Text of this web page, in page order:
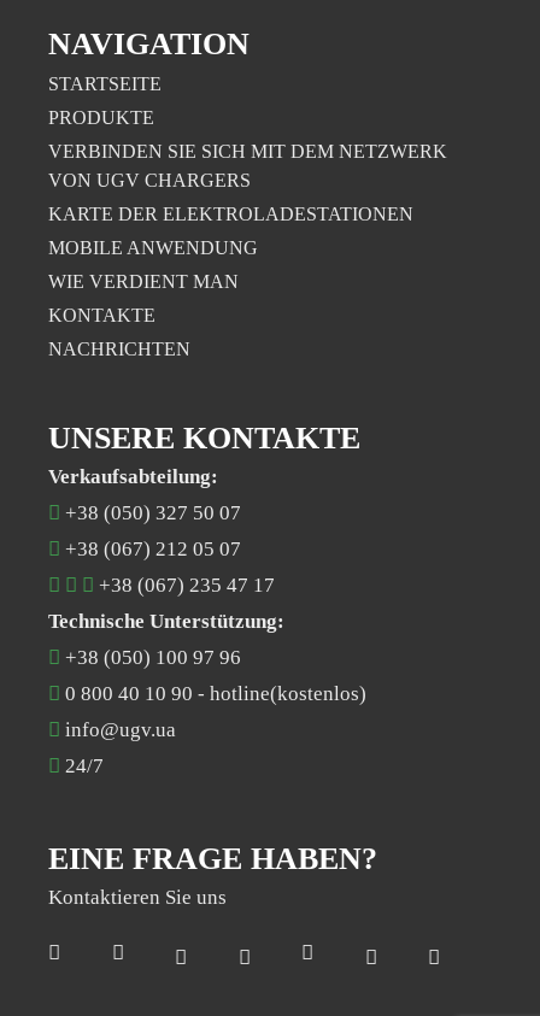
NAVIGATION
STARTSEITE
PRODUKTE
VERBINDEN SIE SICH MIT DEM NETZWERK
VON UGV CHARGERS
KARTE DER ELEKTROLADESTATIONEN
MOBILE ANWENDUNG
WIE VERDIENT MAN
KONTAKTE
NACHRICHTEN
UNSERE KONTAKTE
Verkaufsabteilung:
+38 (050) 327 50 07
+38 (067) 212 05 07
+38 (067) 235 47 17
Technische Unterstützung:
+38 (050) 100 97 96
0 800 40 10 90 - hotline(kostenlos)
info@ugv.ua
24/7
EINE FRAGE HABEN?
Kontaktieren Sie uns